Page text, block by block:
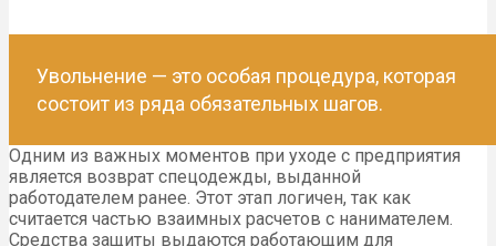
Увольнение — это особая процедура, которая
состоит из ряда обязательных шагов.
Одним из важных моментов при уходе с предприятия
является возврат спецодежды, выданной
работодателем ранее. Этот этап логичен, так как
считается частью взаимных расчетов с нанимателем.
Средства защиты выдаются работающим для